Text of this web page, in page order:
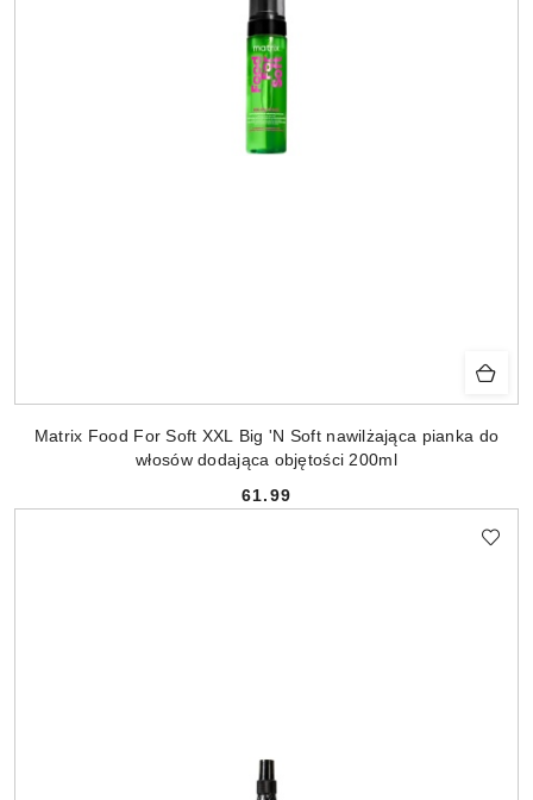
Matrix Food For Soft XXL Big 'N Soft nawilżająca pianka do
włosów dodająca objętości 200ml
Cena:
61.99